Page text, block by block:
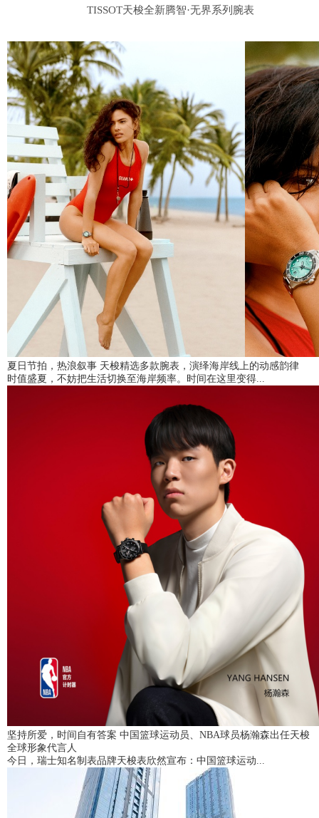
TISSOT天梭全新腾智·无界系列腕表
夏日节拍，热浪叙事 天梭精选多款腕表，演绎海岸线上的动感韵律
时值盛夏，不妨把生活切换至海岸频率。时间在这里变得...
坚持所爱，时间自有答案 中国篮球运动员、NBA球员杨瀚森出任天梭
全球形象代言人
今日，瑞士知名制表品牌天梭表欣然宣布：中国篮球运动...